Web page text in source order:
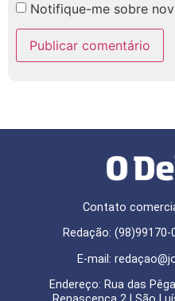
Notifique-me sobre
Contato
Redação:
E-mail:
Endereço: Rua das